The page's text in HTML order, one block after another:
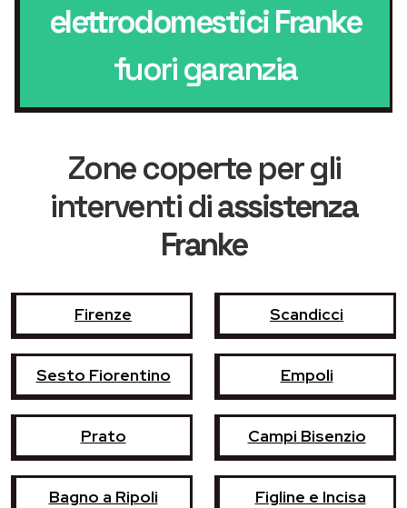
elettrodomestici Franke
fuori garanzia
Zone coperte per gli
interventi diassistenza
Franke
Firenze Scandicci
Sesto Fiorentino Empoli
Prato Campi Bisenzio
Bagno a Ripoli
Figline e Incisa